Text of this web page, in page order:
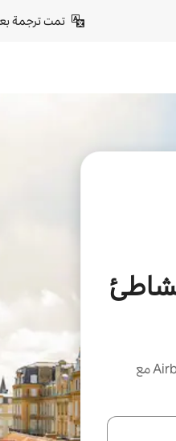
تمت ترجمة
اعثر على أماكن إقامة فريدة للإيجار على Airbnb مع